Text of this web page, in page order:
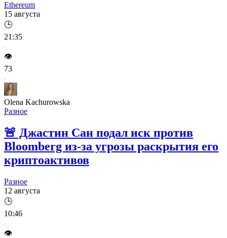
Ethereum
15 августа
🕒
21:35
👁️
73
Olena Kachurowska
Разное
🚨 Джастин Сан подал иск против
Bloomberg из-за угрозы раскрытия его
криптоактивов
Разное
12 августа
🕒
10:46
👁️